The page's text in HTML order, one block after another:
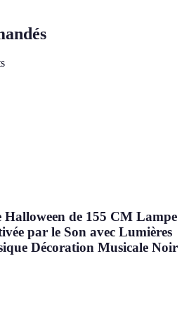
de 155 CM Lampe
par le Son avec Lumières
Décoration Musicale Noir